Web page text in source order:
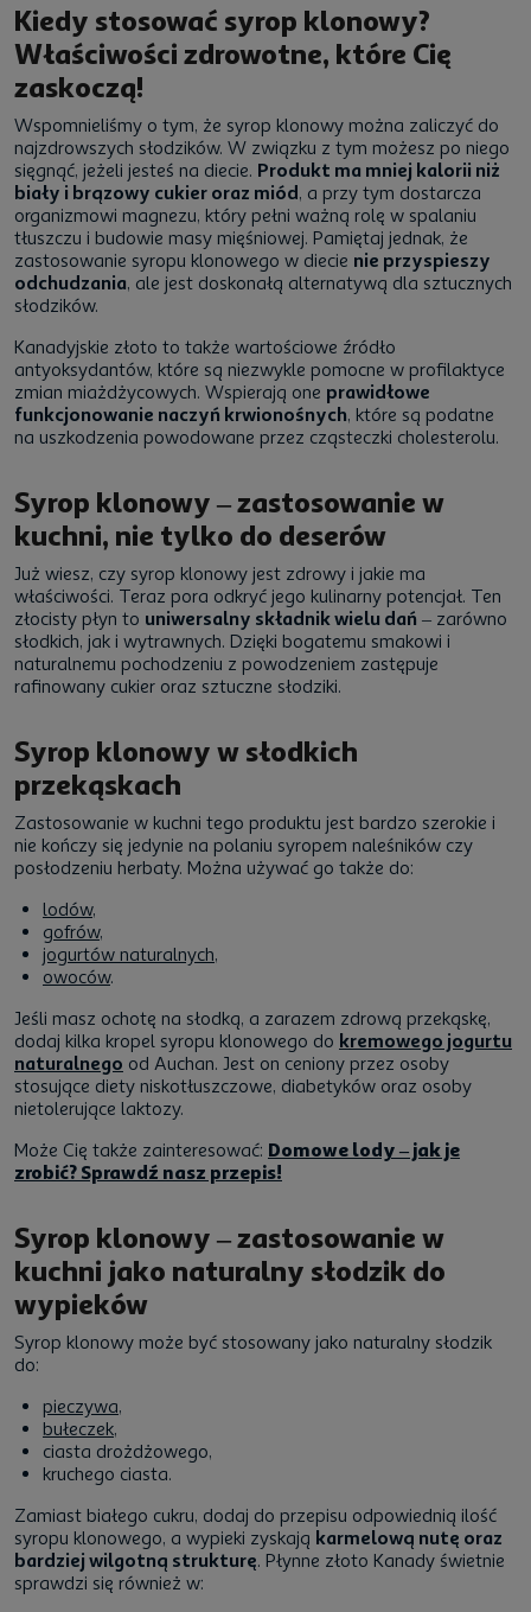
Kiedy stosować syrop klonowy?
Właściwości zdrowotne, które Cię
zaskoczą!
Wspomnieliśmy o tym, że syrop klonowy można zaliczyć do
najzdrowszych słodzików. W związku z tym możesz po niego
sięgnąć, jeżeli jesteś na diecie. Produkt ma mniej kalorii niż
biały i brązowy cukier oraz miód, a przy tym dostarcza
organizmowi magnezu, który pełni ważną rolę w spalaniu
tłuszczu i budowie masy mięśniowej. Pamiętaj jednak, że
zastosowanie syropu klonowego w diecie nie przyspieszy
odchudzania, ale jest doskonałą alternatywą dla sztucznych
słodzików.
Kanadyjskie złoto to także wartościowe źródło
antyoksydantów, które są niezwykle pomocne w profilaktyce
zmian miażdżycowych. Wspierają one prawidłowe
funkcjonowanie naczyń krwionośnych, które są podatne
na uszkodzenia powodowane przez cząsteczki cholesterolu.
Syrop klonowy – zastosowanie w
kuchni, nie tylko do deserów
Już wiesz, czy syrop klonowy jest zdrowy i jakie ma
właściwości. Teraz pora odkryć jego kulinarny potencjał. Ten
złocisty płyn to uniwersalny składnik wielu dań – zarówno
słodkich, jak i wytrawnych. Dzięki bogatemu smakowi i
naturalnemu pochodzeniu z powodzeniem zastępuje
rafinowany cukier oraz sztuczne słodziki.
Syrop klonowy w słodkich
przekąskach
Zastosowanie w kuchni tego produktu jest bardzo szerokie i
nie kończy się jedynie na polaniu syropem naleśników czy
posłodzeniu herbaty. Można używać go także do:
lodów,
gofrów,
jogurtów naturalnych,
owoców.
Jeśli masz ochotę na słodką, a zarazem zdrową przekąskę,
dodaj kilka kropel syropu klonowego do kremowego jogurtu
naturalnego od Auchan. Jest on ceniony przez osoby
stosujące diety niskotłuszczowe, diabetyków oraz osoby
nietolerujące laktozy.
Może Cię także zainteresować: Domowe lody – jak je
zrobić? Sprawdź nasz przepis!
Syrop klonowy – zastosowanie w
kuchni jako naturalny słodzik do
wypieków
Syrop klonowy może być stosowany jako naturalny słodzik
do:
pieczywa,
bułeczek,
ciasta drożdżowego,
kruchego ciasta.
Zamiast białego cukru, dodaj do przepisu odpowiednią ilość
syropu klonowego, a wypieki zyskają karmelową nutę oraz
bardziej wilgotną strukturę. Płynne złoto Kanady świetnie
sprawdzi się również w: